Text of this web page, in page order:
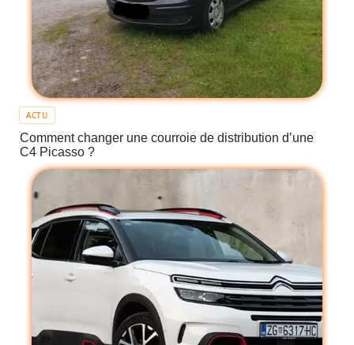
ACTU
Comment changer une courroie de distribution d’une
C4 Picasso ?